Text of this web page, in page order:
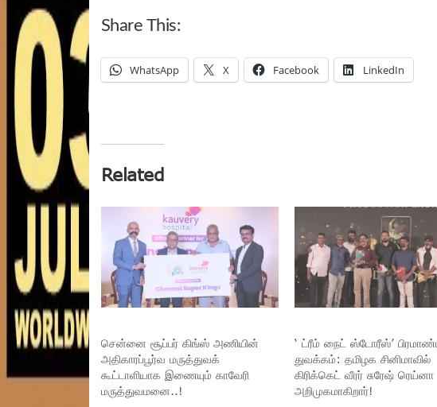
Share This:
WhatsApp X Facebook LinkedIn
Related
சென்னை சூப்பர் கிங்ஸ் அணியின்
அதிகாரப்பூர்வ மருத்துவக்
கூட்டாளியாக இணையும் காவேரி
மருத்துவமனை..!
‘ ட்ரீம் நைட் ஸ்டோரீஸ்’ பிரமாண்ட
துவக்கம்: தமிழக சினிமாவில்
கிரிக்கெட் வீரர் சுரேஷ் ரெய்னா
அறிமுகமாகிறார்!